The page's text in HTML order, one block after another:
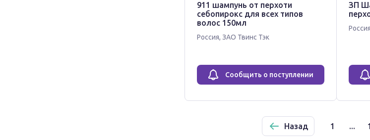
911 шампунь от перхоти
себопирокс для всех типов
волос 150мл
Россия, ЗАО Твинс Тэк
Сообщить о поступлении
ЗП
Россия
Назад 1 ...